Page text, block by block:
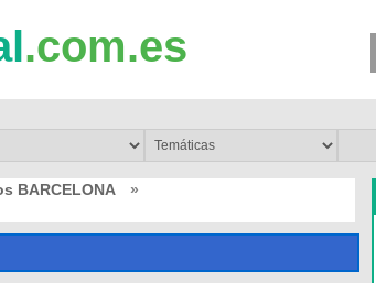
.com.es
BARCELONA
»